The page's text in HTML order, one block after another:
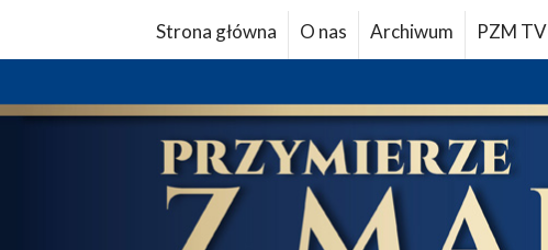
Strona główna O nas Archiwum PZM TV